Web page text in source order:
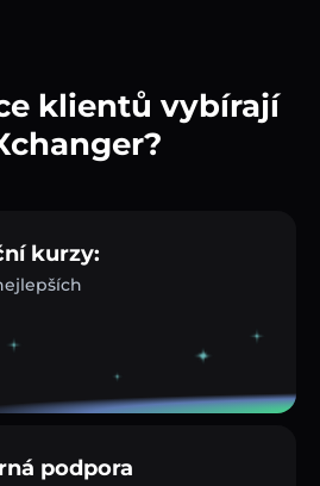
klientů vybírají
kurzy:
podpora